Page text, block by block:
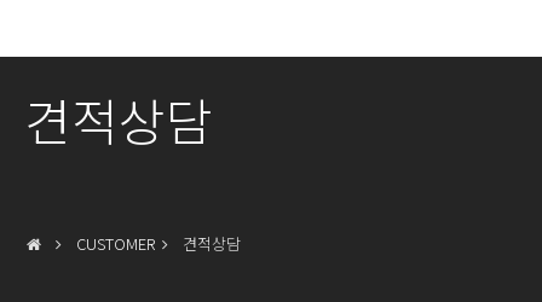
견적상담
CUSTOMER 견적상담